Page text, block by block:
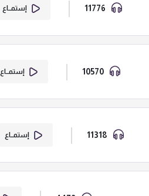
إستمــاع
إستمــاع
إستمــاع